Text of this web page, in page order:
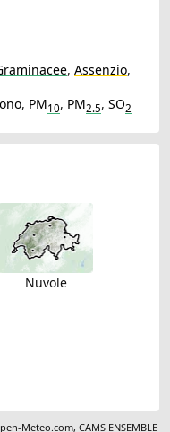
, Assenzio,
, PM10, PM2.5, SO2
Nuvole
Meteo.com,CAMS ENSEMBLE